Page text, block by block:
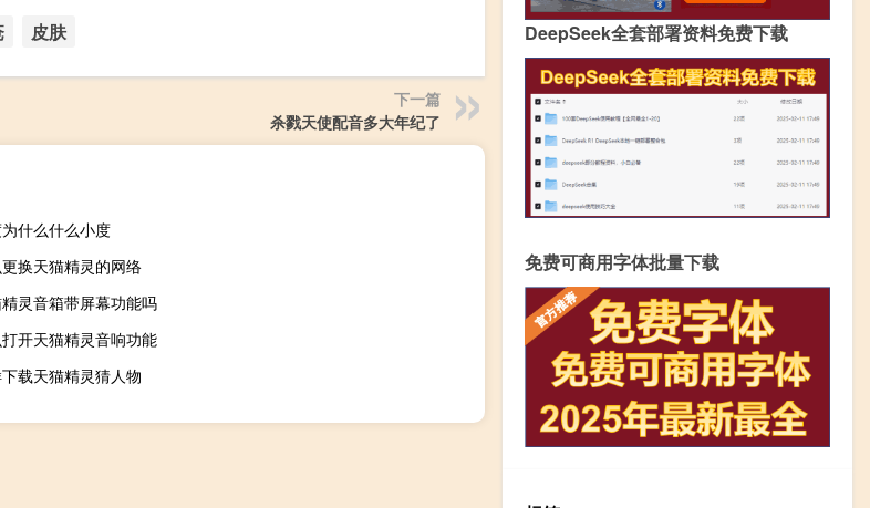
皮肤
下一篇
杀戮天使配音多大年纪了
什么什么小度
换天猫精灵的网络
灵音箱带屏幕功能吗
开天猫精灵音响功能
载天猫精灵猜人物
DeepSeek全套部署资料免费下载
免费可商用字体批量下载